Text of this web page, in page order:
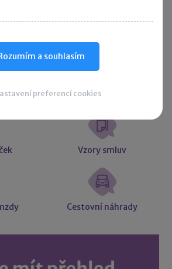
Majetkové daně
Vzory smluv
Cestovní náhrady
a souhlasím
preferencí cookies